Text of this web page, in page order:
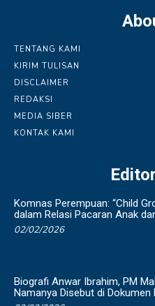
TENTANG KAMI
KIRIM TULISAN
DISCLAIMER
REDAKSI
MEDIA SIBER
KONTAK KAMI
Komnas Perempuan: “Child
dalam Relasi Pacaran Anak
02/02/2026
Biografi Anwar Ibrahim, PM
Namanya Disebut di Dokumen